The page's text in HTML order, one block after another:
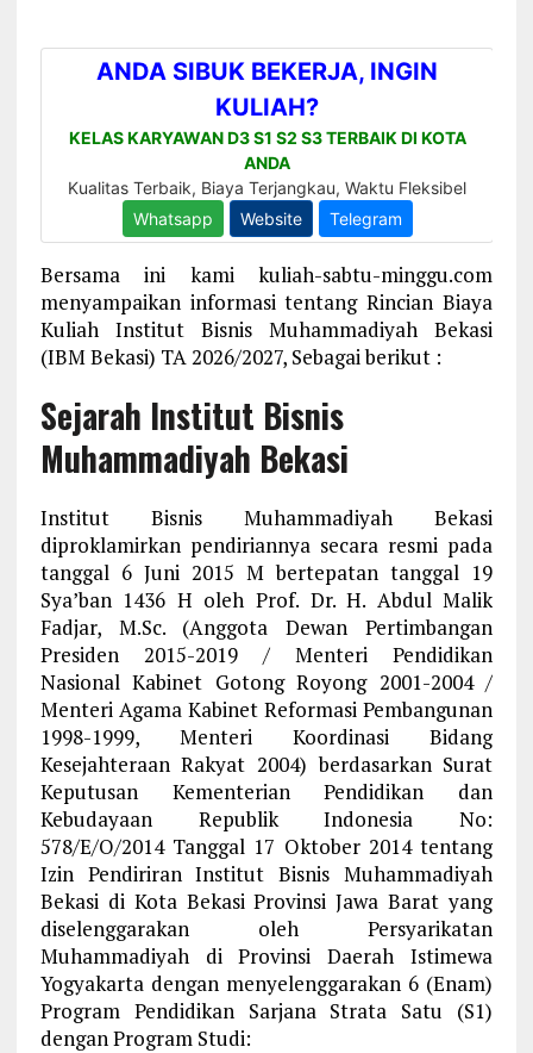
Bersama ini kami kuliah-sabtu-minggu.com
menyampaikan informasi tentang Rincian Biaya
Kuliah Institut Bisnis Muhammadiyah Bekasi
(IBM Bekasi) TA 2026/2027, Sebagai berikut :
Sejarah Institut Bisnis
Muhammadiyah Bekasi
Institut Bisnis Muhammadiyah Bekasi
diproklamirkan pendiriannya secara resmi pada
tanggal 6 Juni 2015 M bertepatan tanggal 19
Sya’ban 1436 H oleh Prof. Dr. H. Abdul Malik
Fadjar, M.Sc. (Anggota Dewan Pertimbangan
Presiden 2015-2019 / Menteri Pendidikan
Nasional Kabinet Gotong Royong 2001-2004 /
Menteri Agama Kabinet Reformasi Pembangunan
1998-1999, Menteri Koordinasi Bidang
Kesejahteraan Rakyat 2004) berdasarkan Surat
Keputusan Kementerian Pendidikan dan
Kebudayaan Republik Indonesia No:
578/E/O/2014 Tanggal 17 Oktober 2014 tentang
Izin Pendiriran Institut Bisnis Muhammadiyah
Bekasi di Kota Bekasi Provinsi Jawa Barat yang
diselenggarakan oleh Persyarikatan
Muhammadiyah di Provinsi Daerah Istimewa
Yogyakarta dengan menyelenggarakan 6 (Enam)
Program Pendidikan Sarjana Strata Satu (S1)
dengan Program Studi: